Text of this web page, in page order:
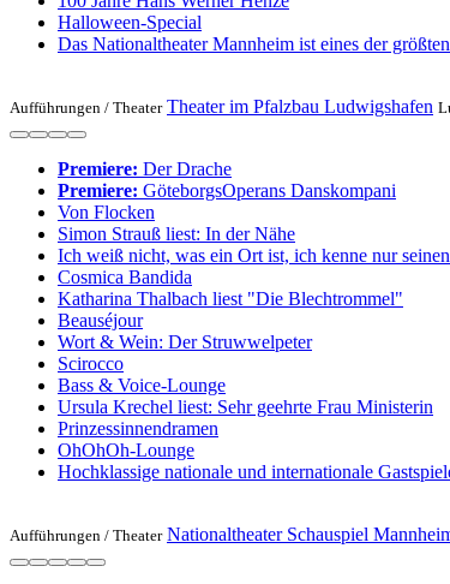
Halloween-Special
Das Nationaltheater Mannheim ist eines der
Aufführungen / Theater Theater im Pfalzbau Ludwigshafen
Premiere: Der Drache
Premiere: GöteborgsOperans Danskompani
Von Flocken
Simon Strauß liest: In der Nähe
Ich weiß nicht, was ein Ort ist, ich kenne nur
Cosmica Bandida
Katharina Thalbach liest "Die Blechtrommel"
Beauséjour
Wort & Wein: Der Struwwelpeter
Scirocco
Bass & Voice-Lounge
Ursula Krechel liest: Sehr geehrte Frau Ministerin
Prinzessinnendramen
OhOhOh-Lounge
Hochklassige nationale und internationale
Aufführungen / Theater Nationaltheater Schauspiel